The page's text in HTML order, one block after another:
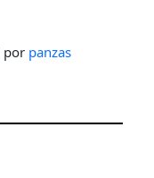
por panzas